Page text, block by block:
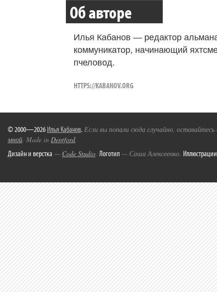
Об авторе
Илья Кабанов — редактор
коммуникатор, начинающий
пчеловод.
HTTPS://KABANOV.ORG
© 2000—2026 Илья Кабанов. Если вы попали сюда случайно,
мной. Made in Deptford.
Дизайн и верстка — Code Studio. Логотип — Саша Алексеенко. Иллюстрации